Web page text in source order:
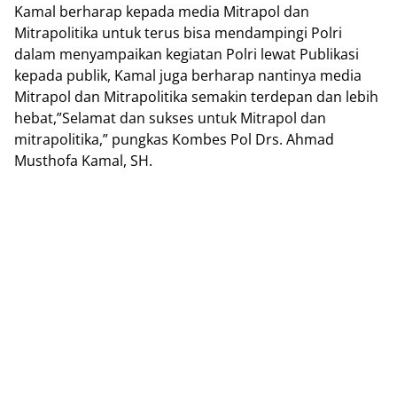
Kamal berharap kepada media Mitrapol dan
Mitrapolitika untuk terus bisa mendampingi Polri
dalam menyampaikan kegiatan Polri lewat Publikasi
kepada publik, Kamal juga berharap nantinya media
Mitrapol dan Mitrapolitika semakin terdepan dan lebih
hebat,”Selamat dan sukses untuk Mitrapol dan
mitrapolitika,” pungkas Kombes Pol Drs. Ahmad
Musthofa Kamal, SH.